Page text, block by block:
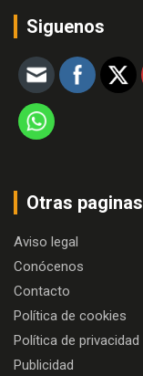
Siguenos
Otras paginas
Aviso legal
Conócenos
Contacto
Política de cookies
Política de privacidad
Publicidad